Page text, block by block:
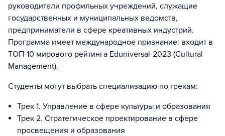
руководители профильных учреждений, служащие
государственных и муниципальных ведомств,
предприниматели в сфере креативных индустрий.
Программа имеет международное признание: входит в
ТОП-10 мирового рейтинга Eduniversal-2023 (Cultural
Management).
Студенты могут выбрать специализацию по трекам:
Трек 1. Управление в сфере культуры и образования
Трек 2. Стратегическое проектирование в сфере
просвещения и образования